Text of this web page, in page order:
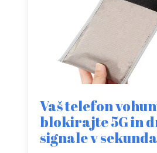
Vaš telefon
blokirajte 5G in
signale v